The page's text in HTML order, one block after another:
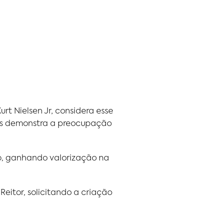
Nielsen Jr, considera esse
demonstra a preocupação
ganhando valorização na
solicitando a criação